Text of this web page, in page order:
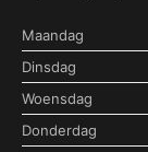
Maandag
Dinsdag
Woensdag
Donderdag